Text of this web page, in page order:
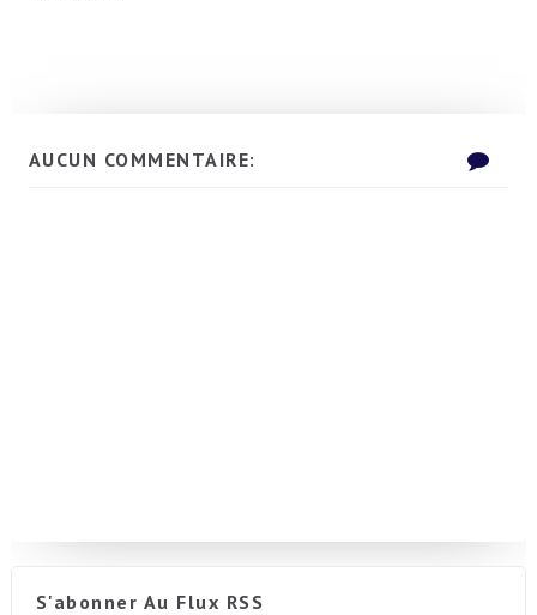
AUCUN COMMENTAIRE:
S'abonner Au Flux RSS